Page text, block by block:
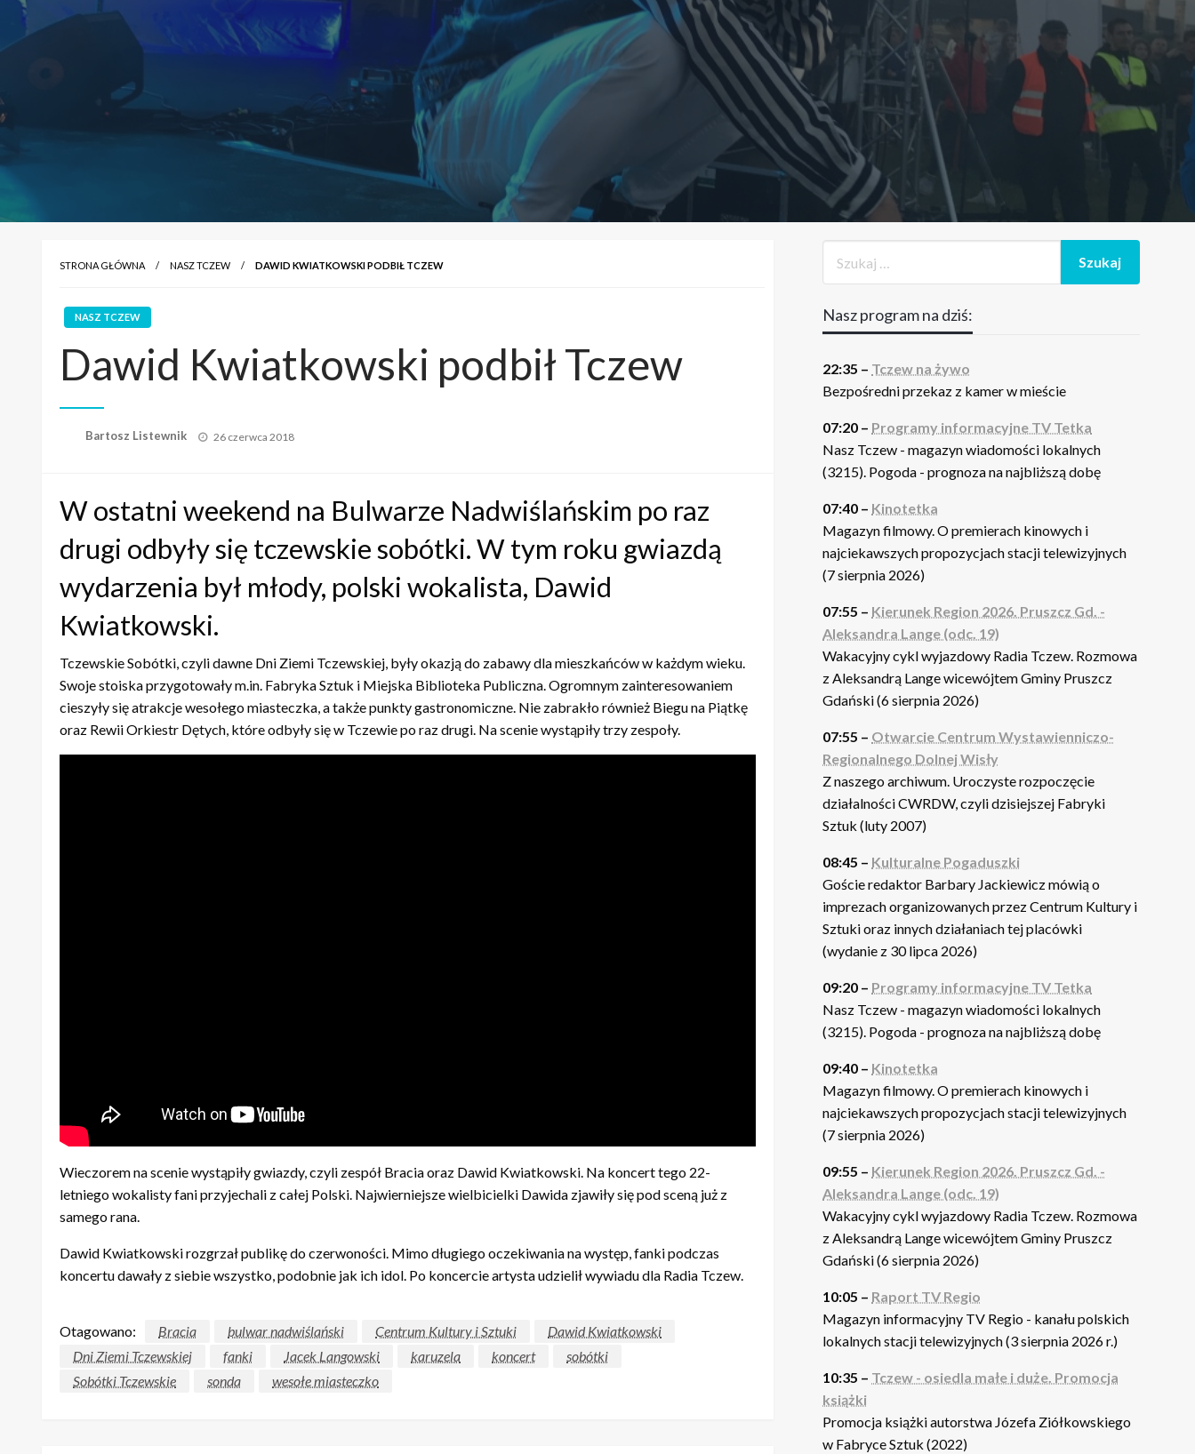
STRONA GŁÓWNA NASZ TCZEW DAWID KWIATKOWSKI PODBIŁ TCZEW
NASZ TCZEW
Dawid Kwiatkowski podbił Tczew
Bartosz Listewnik
Opublikowane
26 czerwca 2018
W ostatni weekend na Bulwarze Nadwiślańskim po raz
drugi odbyły się tczewskie sobótki. W tym roku gwiazdą
wydarzenia był młody, polski wokalista, Dawid
Kwiatkowski.
Tczewskie Sobótki, czyli dawne Dni Ziemi Tczewskiej, były okazją do zabawy dla mieszkańców w każdym wieku.
Swoje stoiska przygotowały m.in. Fabryka Sztuk i Miejska Biblioteka Publiczna. Ogromnym zainteresowaniem
cieszyły się atrakcje wesołego miasteczka, a także punkty gastronomiczne. Nie zabrakło również Biegu na Piątkę
oraz Rewii Orkiestr Dętych, które odbyły się w Tczewie po raz drugi. Na scenie wystąpiły trzy zespoły.
Wieczorem na scenie wystąpiły gwiazdy, czyli zespół Bracia oraz Dawid Kwiatkowski. Na koncert tego 22-
letniego wokalisty fani przyjechali z całej Polski. Najwierniejsze wielbicielki Dawida zjawiły się pod sceną już z
samego rana.
Dawid Kwiatkowski rozgrzał publikę do czerwoności. Mimo długiego oczekiwania na występ, fanki podczas
koncertu dawały z siebie wszystko, podobnie jak ich idol. Po koncercie artysta udzielił wywiadu dla Radia Tczew.
Otagowano: Bracia bulwar nadwiślański Centrum Kultury i Sztuki
Dawid Kwiatkowski
Dni Ziemi Tczewskiej
fanki Jacek Langowski karuzela koncert
sobótki
Sobótki Tczewskie
sonda wesołe miasteczko
Nasz program na dziś:
22:35 – Tczew na żywo
Bezpośredni przekaz z kamer w mieście
07:20 – Programy informacyjne TV Tetka
Nasz Tczew - magazyn wiadomości lokalnych
(3215). Pogoda - prognoza na najbliższą dobę
07:40 – Kinotetka
Magazyn filmowy. O premierach kinowych i
najciekawszych propozycjach stacji telewizyjnych
(7 sierpnia 2026)
07:55 – Kierunek Region 2026. Pruszcz Gd. -
Aleksandra Lange (odc. 19)
Wakacyjny cykl wyjazdowy Radia Tczew. Rozmowa
z Aleksandrą Lange wicewójtem Gminy Pruszcz
Gdański (6 sierpnia 2026)
07:55 – Otwarcie Centrum Wystawienniczo-
Regionalnego Dolnej Wisły
Z naszego archiwum. Uroczyste rozpoczęcie
działalności CWRDW, czyli dzisiejszej Fabryki
Sztuk (luty 2007)
08:45 – Kulturalne Pogaduszki
Goście redaktor Barbary Jackiewicz mówią o
imprezach organizowanych przez Centrum Kultury i
Sztuki oraz innych działaniach tej placówki
(wydanie z 30 lipca 2026)
09:20 – Programy informacyjne TV Tetka
Nasz Tczew - magazyn wiadomości lokalnych
(3215). Pogoda - prognoza na najbliższą dobę
09:40 – Kinotetka
Magazyn filmowy. O premierach kinowych i
najciekawszych propozycjach stacji telewizyjnych
(7 sierpnia 2026)
09:55 – Kierunek Region 2026. Pruszcz Gd. -
Aleksandra Lange (odc. 19)
Wakacyjny cykl wyjazdowy Radia Tczew. Rozmowa
z Aleksandrą Lange wicewójtem Gminy Pruszcz
Gdański (6 sierpnia 2026)
10:05 – Raport TV Regio
Magazyn informacyjny TV Regio - kanału polskich
lokalnych stacji telewizyjnych (3 sierpnia 2026 r.)
10:35 – Tczew - osiedla małe i duże. Promocja
książki
Promocja książki autorstwa Józefa Ziółkowskiego
w Fabryce Sztuk (2022)